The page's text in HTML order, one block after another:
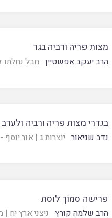
מצות פריה ורביה בגר
הרב יעקב אפשטיין חבל נחלתו ז
בגדרי מצות פריה ורביה
נדב שניאור יוצרות ג |אור יוסף
פרישה סמוך לוסת
הרב שלמה קורץ ניצני ארץ יח |